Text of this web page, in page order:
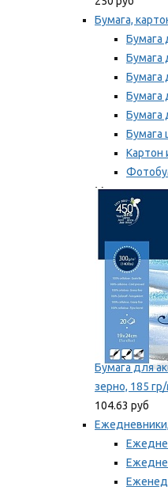
Бумага,
Бумага
Бумага
Бумага
Бумага
Бумага
Бумага
Картон
Мы
Бумага для
зерно, 185
104.63 руб